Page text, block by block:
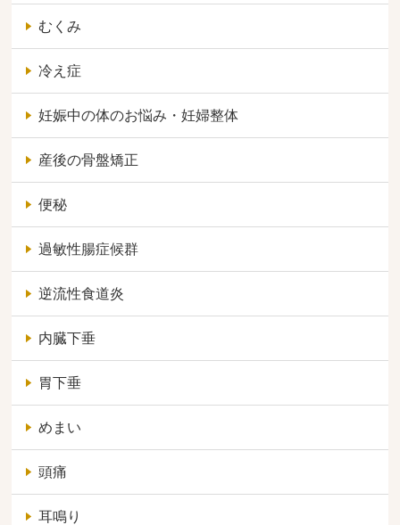
むくみ
冷え症
妊娠中の体のお悩み・妊婦整体
産後の骨盤矯正
便秘
過敏性腸症候群
逆流性食道炎
内臓下垂
胃下垂
めまい
頭痛
耳鳴り